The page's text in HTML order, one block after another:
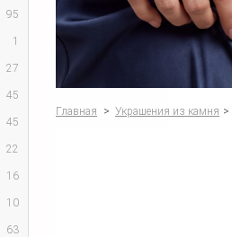
95
1
27
45
45
22
16
10
63
Главная > Украшения из камня >